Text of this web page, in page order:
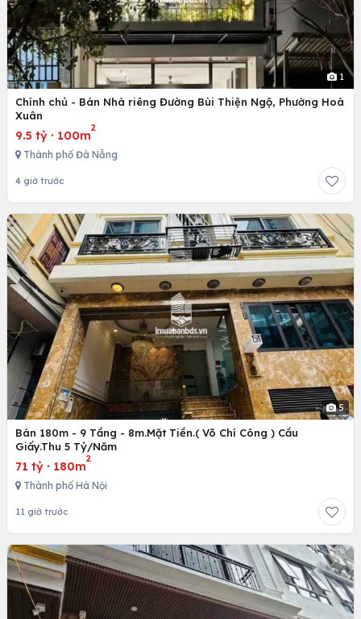
1
Chính chủ - Bán Nhà riêng Đường Bùi Thiện Ngộ, Phường Hoà
Xuân
9.5 tỷ · 100m
2
Thành phố Đà Nẵng
4 giờ trước
5
Bán 180m - 9 Tầng - 8m.Mặt Tiền.( Võ Chí Công ) Cầu
Giấy.Thu 5 Tỷ/Năm
71 tỷ · 180m
2
Thành phố Hà Nội
11 giờ trước